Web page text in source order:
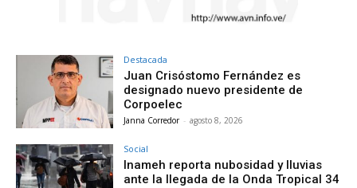
Destacada
Juan Crisóstomo Fernández es
designado nuevo presidente de
Corpoelec
Janna Corredor - agosto 8, 2026
Social
Inameh reporta nubosidad y lluvias
ante la llegada de la Onda Tropical 34